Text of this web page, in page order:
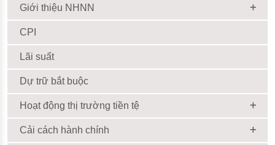
Giới thiệu NHNN
CPI
Lãi suất
Dự trữ bắt buộc
Hoạt động thị trường tiền tệ
Cải cách hành chính